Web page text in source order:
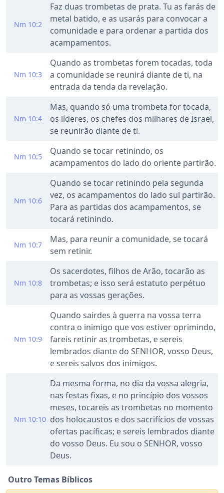
Nm 10:2
Faz duas trombetas de prata. Tu as farás de
metal batido, e as usarás para convocar a
comunidade e para ordenar a partida dos
acampamentos.
Nm 10:3
Quando as trombetas forem tocadas, toda
a comunidade se reunirá diante de ti, na
entrada da tenda da revelação.
Nm 10:4
Mas, quando só uma trombeta for tocada,
os líderes, os chefes dos milhares de Israel,
se reunirão diante de ti.
Nm 10:5
Quando se tocar retinindo, os
acampamentos do lado do oriente partirão.
Nm 10:6
Quando se tocar retinindo pela segunda
vez, os acampamentos do lado sul partirão.
Para as partidas dos acampamentos, se
tocará retinindo.
Nm 10:7
Mas, para reunir a comunidade, se tocará
sem retinir.
Nm 10:8
Os sacerdotes, filhos de Arão, tocarão as
trombetas; e isso será estatuto perpétuo
para as vossas gerações.
Nm 10:9
Quando sairdes à guerra na vossa terra
contra o inimigo que vos estiver oprimindo,
fareis retinir as trombetas, e sereis
lembrados diante do SENHOR, vosso Deus,
e sereis salvos dos inimigos.
Nm 10:10
Da mesma forma, no dia da vossa alegria,
nas festas fixas, e no princípio dos vossos
meses, tocareis as trombetas no momento
dos holocaustos e dos sacrifícios de vossas
ofertas pacíficas; e sereis lembrados diante
do vosso Deus. Eu sou o SENHOR, vosso
Deus.
Outro Temas Bíblicos